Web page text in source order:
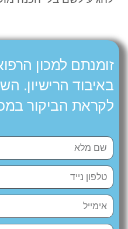
זומנתם למכון
באיבוד הרישיון.
לקראת הביקור